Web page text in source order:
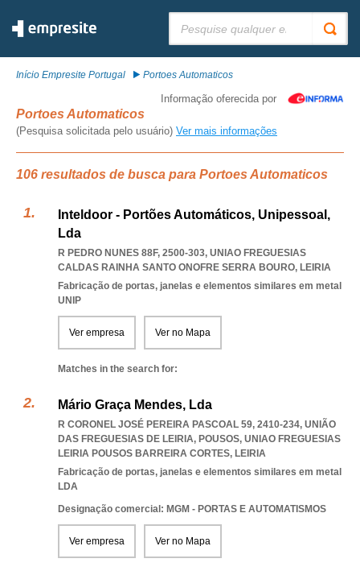
Início Empresite Portugal Portoes Automaticos
Informação oferecida por
Portoes Automaticos
(Pesquisa solicitada pelo usuário) Ver mais informações
106 resultados de busca para Portoes Automaticos
Inteldoor - Portões Automáticos, Unipessoal,
Lda
R PEDRO NUNES 88F, 2500-303, UNIAO FREGUESIAS
CALDAS RAINHA SANTO ONOFRE SERRA BOURO, LEIRIA
Fabricação de portas, janelas e elementos similares em metal
UNIP
Ver empresa Ver no Mapa
Matches in the search for:
Mário Graça Mendes, Lda
R CORONEL JOSÉ PEREIRA PASCOAL 59, 2410-234, UNIÃO
DAS FREGUESIAS DE LEIRIA, POUSOS, UNIAO FREGUESIAS
LEIRIA POUSOS BARREIRA CORTES, LEIRIA
Fabricação de portas, janelas e elementos similares em metal
LDA
Designação comercial: MGM - PORTAS E AUTOMATISMOS
Ver empresa Ver no Mapa